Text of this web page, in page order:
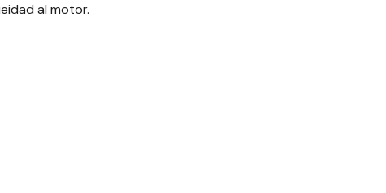
al motor.